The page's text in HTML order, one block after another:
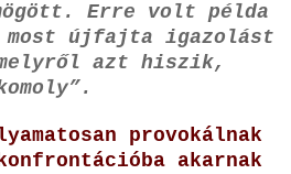
Erre volt példa
most újfajta igazolást
azt hiszik,
provokálnak
akarnak